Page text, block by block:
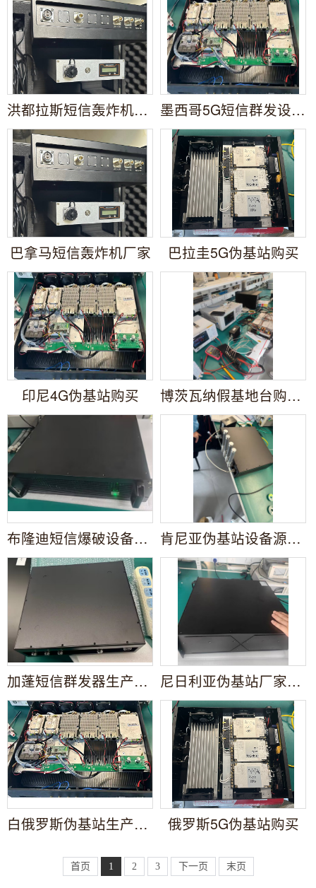
洪都拉斯短信轰炸机厂家 墨西哥5G短信群发设备厂家
巴拿马短信轰炸机厂家 巴拉圭5G伪基站购买
印尼4G伪基站购买 博茨瓦纳假基地台购买厂家
布隆迪短信爆破设备购买 肯尼亚伪基站设备源头厂家
加蓬短信群发器生产厂家 尼日利亚伪基站厂家直销
白俄罗斯伪基站生产厂家 俄罗斯5G伪基站购买
首页 1 2 3 下一页 末页